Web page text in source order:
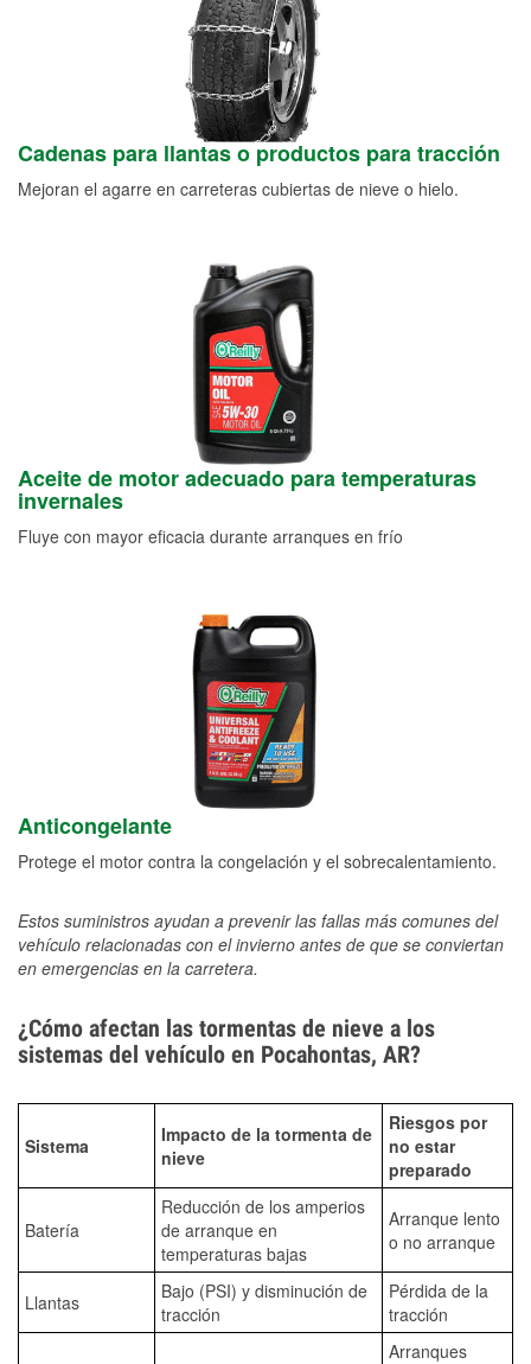
Cadenas para llantas o productos para tracción
Mejoran el agarre en carreteras cubiertas de nieve o hielo.
Aceite de motor adecuado para temperaturas
invernales
Fluye con mayor eficacia durante arranques en frío
Anticongelante
Protege el motor contra la congelación y el sobrecalentamiento.
Estos suministros ayudan a prevenir las fallas más comunes del
vehículo relacionadas con el invierno antes de que se conviertan
en emergencias en la carretera.
¿Cómo afectan las tormentas de nieve a los
sistemas del vehículo en Pocahontas, AR?
Sistema
Impacto de la tormenta de
nieve
Riesgos por
no estar
preparado
Batería
Reducción de los amperios
de arranque en
temperaturas bajas
Arranque lento
o no arranque
Llantas
Bajo (PSI) y disminución de
tracción
Pérdida de la
tracción
Arranques